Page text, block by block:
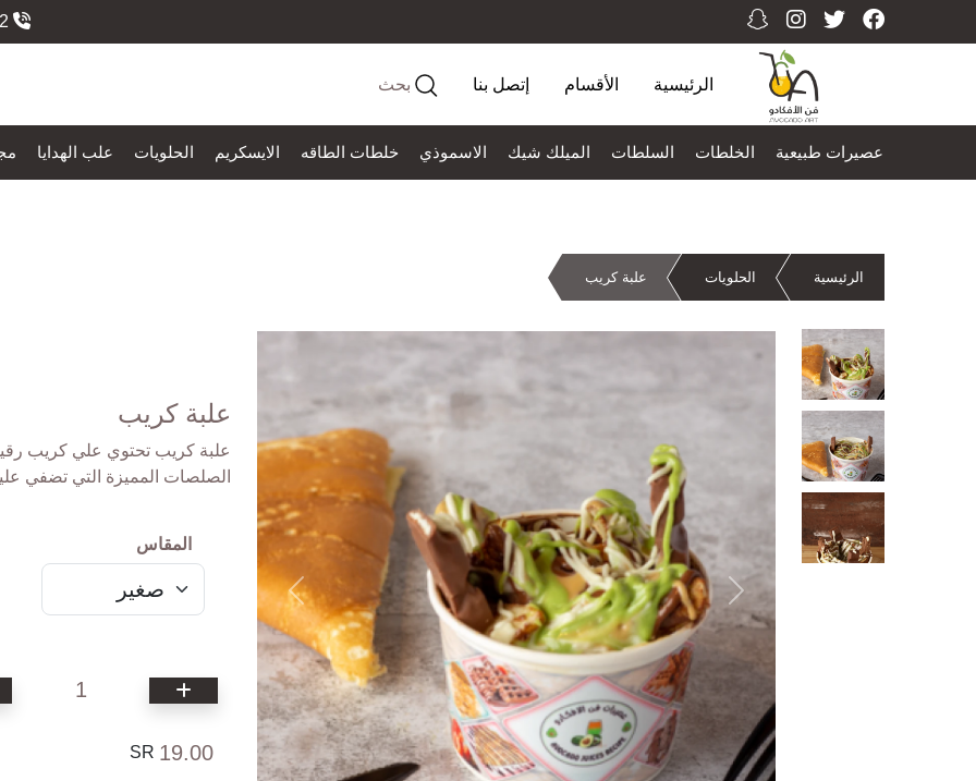
الرئيسية الأقسام إتصل بنا بحث
عصيرات طبيعية الخلطات السلطات الميلك شيك الاسموذي خلطات الطاقه الايسكريم الحلويات علب الهدايا
الرئيسية الحلويات علبة كريب
علبة كريب
علبة كريب تحتوي علي كريب
الصلصات المميزة التي تضفي
المقاس
1
19.00
SR